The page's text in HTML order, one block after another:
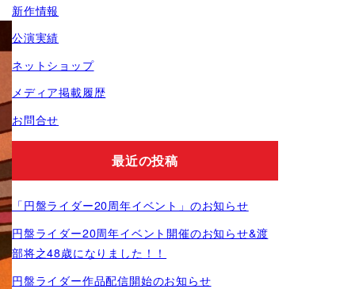
新作情報
公演実績
ネットショップ
メディア掲載履歴
お問合せ
最近の投稿
「円盤ライダー20周年イベント」のお知らせ
円盤ライダー20周年イベント開催のお知らせ&渡
部将之48歳になりました！！
円盤ライダー作品配信開始のお知らせ